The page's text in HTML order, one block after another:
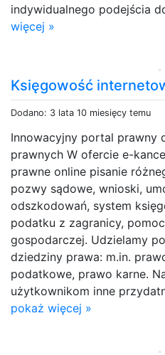
indywidualnego podejścia
więcej »
Księgowość
Dodano: 3 lata 10 miesięcy temu
Innowacyjny portal prawny
prawnych W ofercie e-
prawne online pisanie
pozwy sądowe, wnioski,
odszkodowań, system
podatku z zagranicy,
gospodarczej. Udzielamy
dziedziny prawa: m.in.
podatkowe, prawo karne.
użytkownikom inne
pokaż więcej »